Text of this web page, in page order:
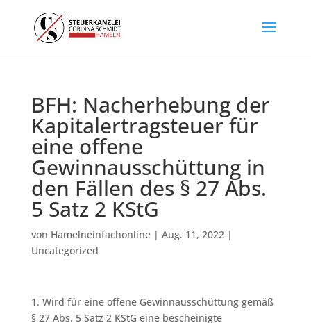
BFH: Nacherhebung der
Kapitalertragsteuer für
eine offene
Gewinnausschüttung in
den Fällen des § 27 Abs.
5 Satz 2 KStG
von Hamelneinfachonline| Aug. 11, 2022|
Uncategorized
1. Wird für eine offene Gewinnausschüttung gemäß
§ 27 Abs. 5 Satz 2 KStG eine bescheinigte